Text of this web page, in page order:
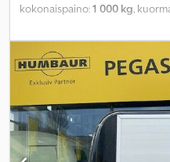
kokonaispaino:1 000 kg ,
, kuormatilan
tilavuus:0,3 m³, väri:muu,
1 765 mm,